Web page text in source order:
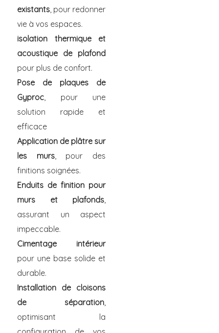
existants , pour redonner
vie à vos espaces.
isolation thermique et
acoustique de plafond
pour plus de confort.
Pose de plaques de
Gyproc , pour une
solution rapide et
efficace
Application de plâtre sur
les murs, pour des
finitions soignées.
Enduits de finition pour
murs et plafonds
assurant un aspect
impeccable.
Cimentage intérieur
pour une base solide et
durable.
Installation de cloisons
de séparation
optimisant la